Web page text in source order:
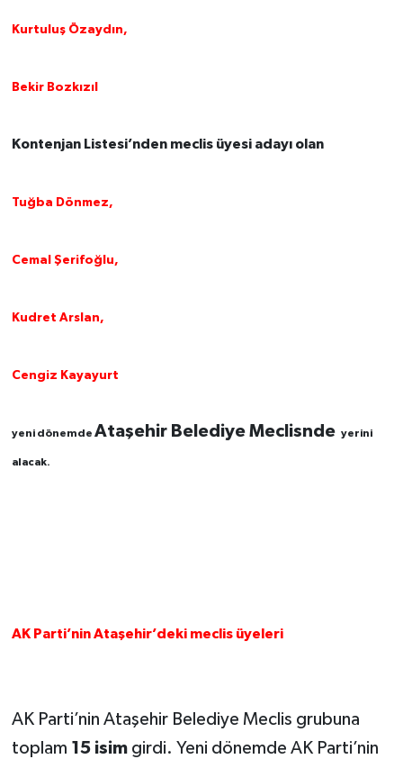
Kurtuluş Özaydın,
Bekir Bozkızıl
Kontenjan Listesi’nden meclis üyesi adayı olan
Tuğba Dönmez,
Cemal Şerifoğlu,
Kudret Arslan,
Cengiz Kayayurt
yeni dönemde Ataşehir Belediye Meclisnde yerini
alacak.
AK Parti’nin Ataşehir’deki meclis üyeleri
AK Parti’nin Ataşehir Belediye Meclis grubuna
toplam 15 isimgirdi. Yeni dönemde AK Parti’nin